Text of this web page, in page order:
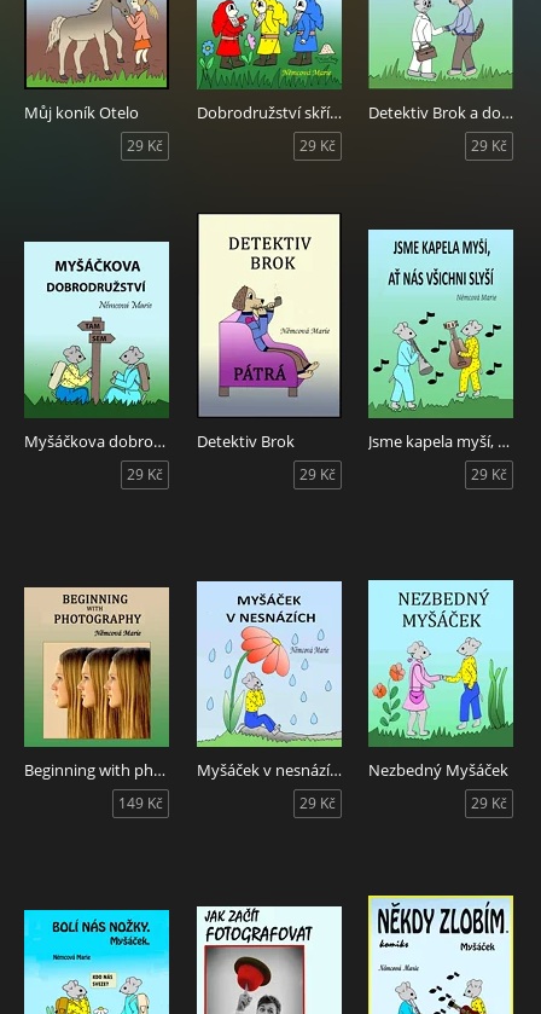
Můj koník Otelo
29 Kč
Dobrodružství skřítků Nilse, Svena a Larse
29 Kč
Detektiv Brok a doktor Mourek
29 Kč
Myšáčkova dobrodružství
29 Kč
Detektiv Brok
29 Kč
Jsme kapela myší, ať nás všichni slyší
29 Kč
Beginning with photography
149 Kč
Myšáček v nesnázích
29 Kč
Nezbedný Myšáček
29 Kč